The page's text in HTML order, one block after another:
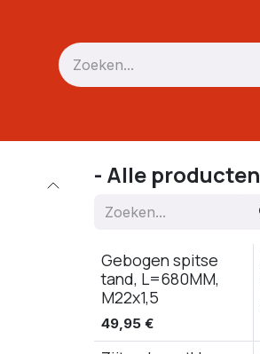
- Alle producten
Gebogen spitse
tand, L=680MM,
M22x1,5
49,95 €